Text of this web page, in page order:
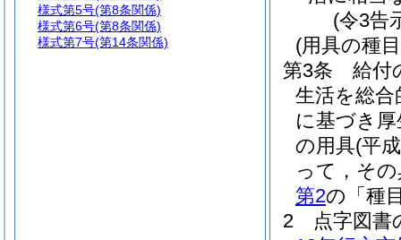
(令3告
(用具の種
第3条
給付
生活を総
に基づき
の用具(平
って，そ
第2の「種
2
点字図書
様式第5号(第8条関係)
様式第6号(第8条関係)
様式第7号(第14条関係)